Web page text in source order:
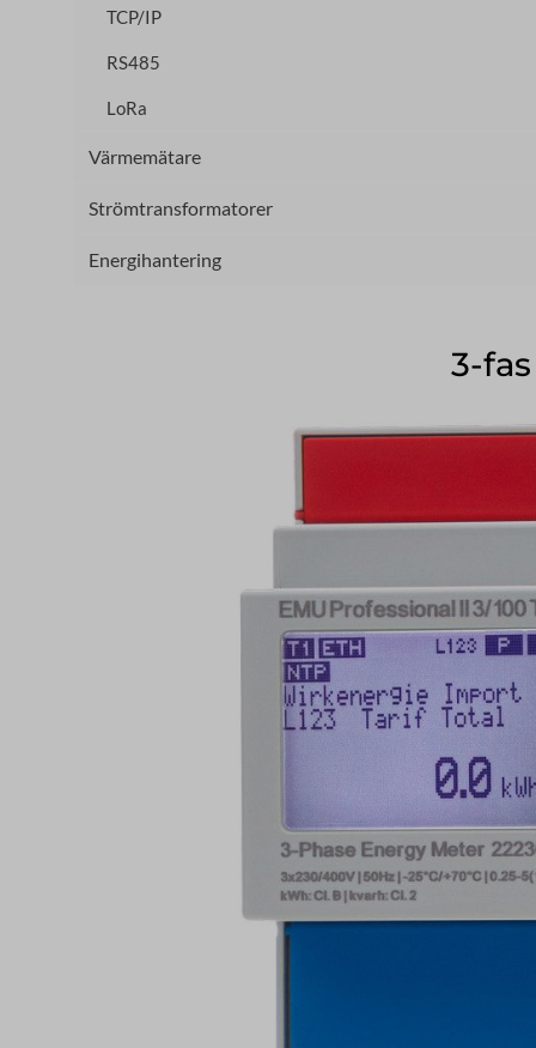
TCP/IP
RS485
LoRa
Värmemätare
Strömtransformatorer
Energihantering
3-